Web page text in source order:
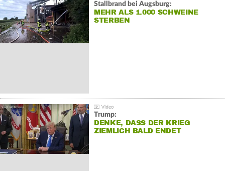
Stallbrand bei Augsburg:
MEHR ALS 1.000 SCHWEINE
STERBEN
Trump:
DENKE, DASS DER KRIEG
ZIEMLICH BALD ENDET